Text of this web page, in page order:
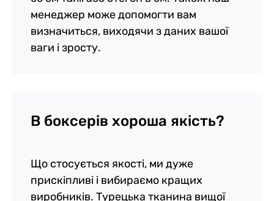
менеджер може допомогти вам
визначиться, виходячи з даних вашої
ваги і зросту.
В боксерів хороша якість?
Що стосується якості, ми дуже
прискіпливі і вибираємо кращих
виробників. Турецька тканина вищої